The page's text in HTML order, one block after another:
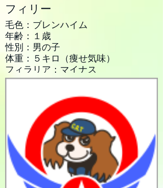
フィリー
毛色：ブレンハイム
年齢：１歳
性別：男の子
体重：５キロ（痩せ気味）
フィラリア：マイナス
駆虫/ノミ・ダニ：済
心雑音：特になし
パテラ：なし
混合ワクチン：６種３回済み
狂犬病ワクチン：未接種
マイクロチップ：あり
血液検査：問題なし
去勢手術：済み
癲癇発作あり（全般強直間代性発